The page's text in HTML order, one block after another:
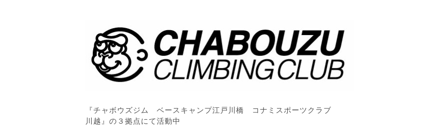
『チャボウズジム ベースキャンプ江戸川橋 コナミスポーツクラブ
川越』の３拠点にて活動中